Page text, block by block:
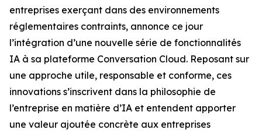
entreprises exerçant dans des environnements
réglementaires contraints, annonce ce jour
l’intégration d’une nouvelle série de fonctionnalités
IA à sa plateforme Conversation Cloud. Reposant sur
une approche utile, responsable et conforme, ces
innovations s’inscrivent dans la philosophie de
l’entreprise en matière d’IA et entendent apporter
une valeur ajoutée concrète aux entreprises